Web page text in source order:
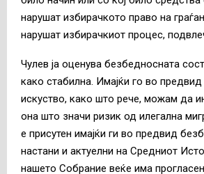
нарушат избирачкото право на
нарушат избирачкиот процес,
Чулев ја оценува безбедносната
како стабилна. Имајќи го во
искуство, како што рече, можам да
она што значи ризик од илегална
е присутен имајќи ги во предвид
настани и актуелни на Средниот
нашето Собрание веќе има